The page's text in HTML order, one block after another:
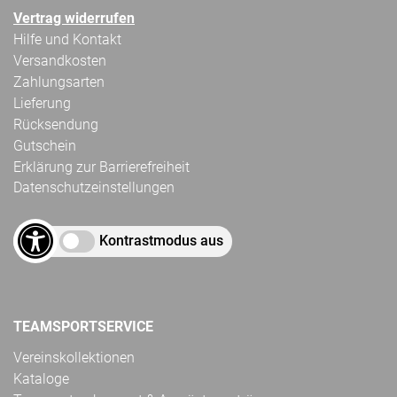
Vertrag widerrufen
Hilfe und Kontakt
Versandkosten
Zahlungsarten
Lieferung
Rücksendung
Gutschein
Erklärung zur Barrierefreiheit
Datenschutzeinstellungen
Kontrastmodus aus
TEAMSPORTSERVICE
Vereinskollektionen
Kataloge